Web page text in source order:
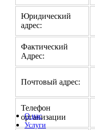
О нас
Услуги
Юридический
адрес:
Фактический
Адрес:
Почтовый адрес:
Телефон
организации